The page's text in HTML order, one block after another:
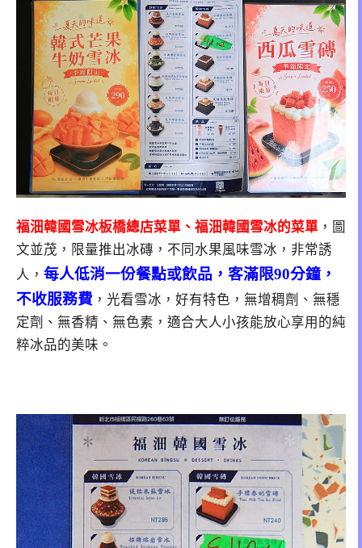
福沺韓國雪冰板橋總店菜單、福沺韓國雪冰的菜單 ，圖
文並茂，限量推出冰磚，不同水果風味雪冰，非常誘
人， 每人低消一份餐點或飲品，客滿限90分鐘，
不收服務費 ，光看雪冰，好有特色，無增稠劑、無穩
定劑、無香精、無色素，適合大人小孩能放心享用的純
粹冰品的美味。